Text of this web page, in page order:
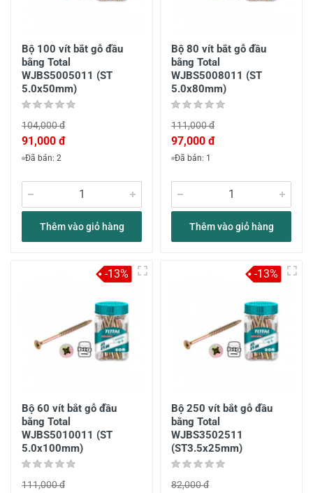
Bộ 100 vít bắt gỗ đầu
bằng Total
WJBS5005011 (ST
5.0x50mm)
104,000 đ
91,000 đ
Đã bán: 2
Thêm vào giỏ hàng
Bộ 80 vít bắt gỗ đầu
bằng Total
WJBS5008011 (ST
5.0x80mm)
111,000 đ
97,000 đ
Đã bán: 1
Thêm vào giỏ hàng
Bộ 60 vít bắt gỗ đầu
bằng Total
WJBS5010011 (ST
5.0x100mm)
111,000 đ
-13%
Bộ 250 vít bắt gỗ đầu
bằng Total
WJBS3502511
(ST3.5x25mm)
82,000 đ
-13%